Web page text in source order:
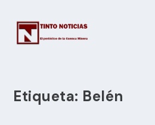
Etiqueta: Belén